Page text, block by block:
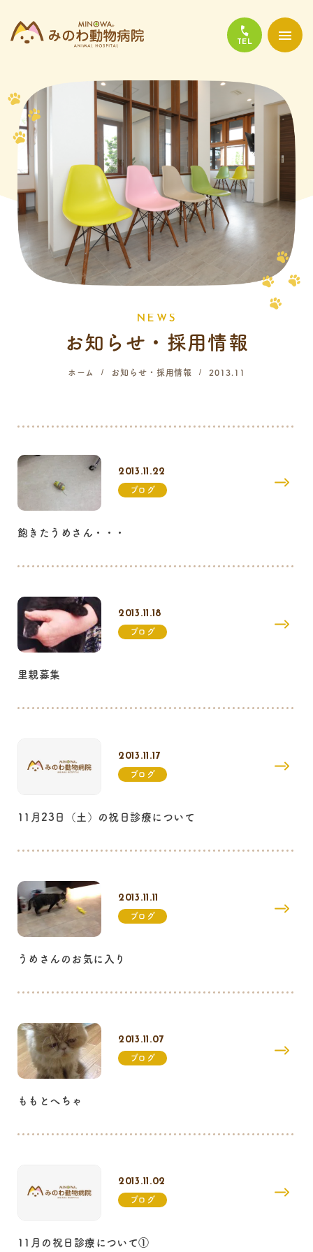
当院について
診療について
かかりやすい代表的な病気
よくある質問
058-214-4071
16:00 - 19:00
…火曜日終日・日曜日午前はご予約のみの診療となります。
N E W S
お知らせ・採用情報
ホーム お知らせ・採用情報 2013.11
2013.11.22
ブログ
飽きたうめさん・・・
2013.11.18
ブログ
里親募集
2013.11.17
ブログ
11月23日（土）の祝日診療について
2013.11.11
ブログ
うめさんのお気に入り
2013.11.07
ブログ
ももとへちゃ
2013.11.02
ブログ
11月の祝日診療について①